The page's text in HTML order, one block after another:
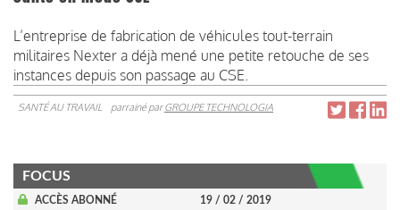
L’entreprise de fabrication de véhicules tout-terrain
militaires Nexter a déjà mené une petite retouche de ses
instances depuis son passage au CSE.
SANTÉ AU TRAVAIL parrainé parGROUPE TECHNOLOGIA
FOCUS
ACCÈS ABONNÉ 19 / 02 / 2019